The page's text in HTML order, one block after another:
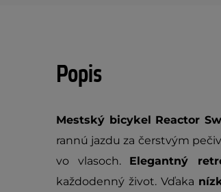
Popis
Mestský bicykel Reactor
rannú jazdu za čerstvým
vo vlasoch. Elegantný
každodenný život. Vďaka